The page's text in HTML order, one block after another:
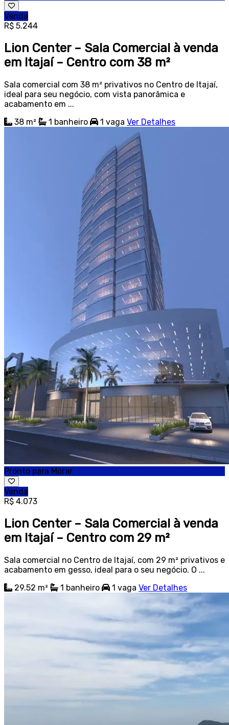
Venda
R$ 5.244
Lion Center – Sala Comercial à venda
em Itajaí – Centro com 38 m²
Sala comercial com 38 m² privativos no Centro de Itajaí,
ideal para seu negócio, com vista panorâmica e
acabamento em ...
38 m²
1 banheiro 1 vaga Ver Detalhes
Pronto para Morar
Venda
R$ 4.073
Lion Center – Sala Comercial à venda
em Itajaí – Centro com 29 m²
Sala comercial no Centro de Itajaí, com 29 m² privativos e
acabamento em gesso, ideal para o seu negócio. O ...
29.52 m²
1 banheiro 1 vaga Ver Detalhes